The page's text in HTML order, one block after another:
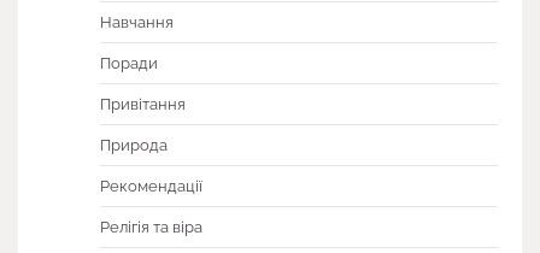
Навчання
Поради
Привітання
Природа
Рекомендації
Релігія та віра